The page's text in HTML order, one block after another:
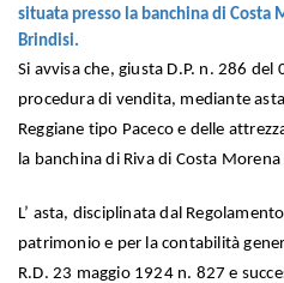
situata presso la banchina di Costa
Brindisi.
Si avvisa che, giusta D.P. n. 286
procedura di vendita, mediante
Reggiane tipo Paceco e delle
la banchina di Riva di Costa
L’ asta, disciplinata dal
patrimonio e per la contabilità
R.D. 23 maggio 1924 n. 827 e